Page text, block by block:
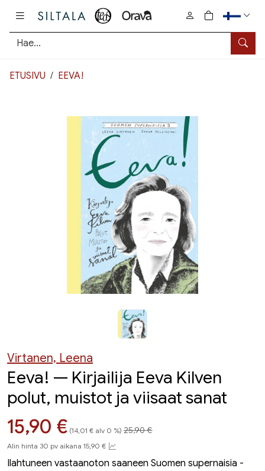
Hae
0
tuotetta
ETUSIVU EEVA!
Virtanen, Leena
Eeva! — Kirjailija Eeva Kilven
polut, muistot ja viisaat sanat
Hinta nyt
15,90 € (14,01 € alv 0 %) 25,90 €
Alin hinta 30 pv aikana 15,90 €
Ilahtuneen vastaanoton saaneen Suomen supernaisia -